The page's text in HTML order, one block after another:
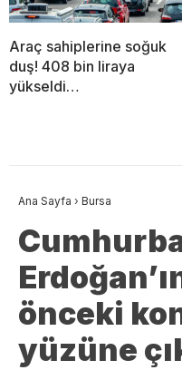
Araç sahiplerine soğuk
duş! 408 bin liraya
yükseldi…
Ana Sayfa › Bursa
önceki
yüzüne